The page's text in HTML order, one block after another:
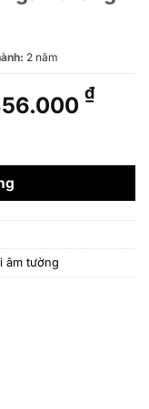
2 năm
₫.
₫Giá
là:
TLG02311B số
âm tường